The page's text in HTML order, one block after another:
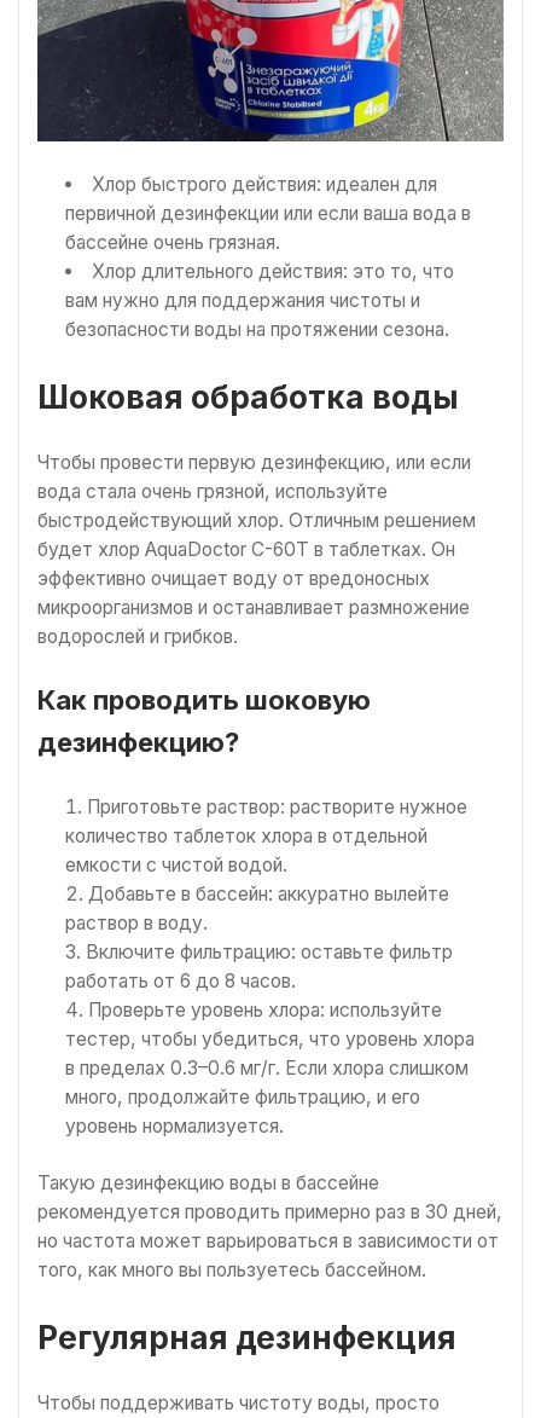
Хлор быстрого действия: идеален для
первичной дезинфекции или если ваша вода в
бассейне очень грязная.
Хлор длительного действия: это то, что
вам нужно для поддержания чистоты и
безопасности воды на протяжении сезона.
Шоковая обработка воды
Чтобы провести первую дезинфекцию, или если
вода стала очень грязной, используйте
быстродействующий хлор. Отличным решением
будет хлор AquaDoctor C-60Т в таблетках. Он
эффективно очищает воду от вредоносных
микроорганизмов и останавливает размножение
водорослей и грибков.
Как проводить шоковую
дезинфекцию?
Приготовьте раствор: растворите нужное
количество таблеток хлора в отдельной
емкости с чистой водой.
Добавьте в бассейн: аккуратно вылейте
раствор в воду.
Включите фильтрацию: оставьте фильтр
работать от 6 до 8 часов.
Проверьте уровень хлора: используйте
тестер, чтобы убедиться, что уровень хлора
в пределах 0.3–0.6 мг/г. Если хлора слишком
много, продолжайте фильтрацию, и его
уровень нормализуется.
Такую дезинфекцию воды в бассейне
рекомендуется проводить примерно раз в 30 дней,
но частота может варьироваться в зависимости от
того, как много вы пользуетесь бассейном.
Регулярная дезинфекция
Чтобы поддерживать чистоту воды, просто